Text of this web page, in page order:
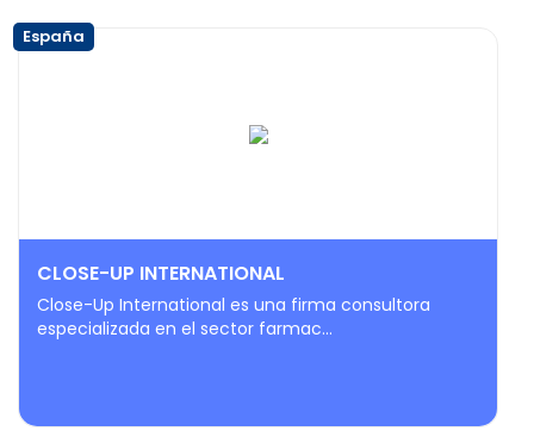
España
CLOSE-UP INTERNATIONAL
Close-Up International es una firma consultora
especializada en el sector farmac...